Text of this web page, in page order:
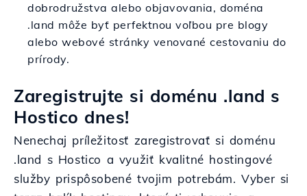
dobrodružstva alebo objavovania, doména
.land môže byť perfektnou voľbou pre blogy
alebo webové stránky venované cestovaniu do
prírody.
Zaregistrujte si doménu .land s
Hostico dnes!
Nenechaj príležitosť zaregistrovať si doménu
.land s Hostico a využiť kvalitné hostingové
služby prispôsobené tvojim potrebám. Vyber si